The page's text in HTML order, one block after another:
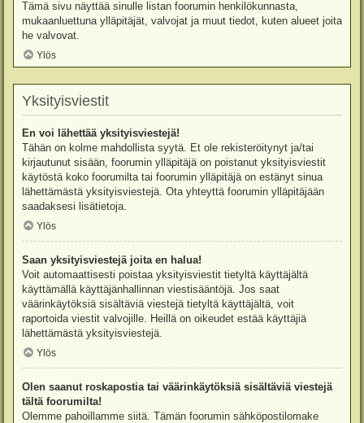
Tämä sivu näyttää sinulle listan foorumin henkilökunnasta,
mukaanluettuna ylläpitäjät, valvojat ja muut tiedot, kuten alueet joita
he valvovat.
Ylös
Yksityisviestit
En voi lähettää yksityisviestejä!
Tähän on kolme mahdollista syytä. Et ole rekisteröitynyt ja/tai
kirjautunut sisään, foorumin ylläpitäjä on poistanut yksityisviestit
käytöstä koko foorumilta tai foorumin ylläpitäjä on estänyt sinua
lähettämästä yksityisviestejä. Ota yhteyttä foorumin ylläpitäjään
saadaksesi lisätietoja.
Ylös
Saan yksityisviestejä joita en halua!
Voit automaattisesti poistaa yksityisviestit tietyltä käyttäjältä
käyttämällä käyttäjänhallinnan viestisääntöjä. Jos saat
väärinkäytöksiä sisältäviä viestejä tietyltä käyttäjältä, voit
raportoida viestit valvojille. Heillä on oikeudet estää käyttäjiä
lähettämästä yksityisviestejä.
Ylös
Olen saanut roskapostia tai väärinkäytöksiä sisältäviä viestejä
tältä foorumilta!
Olemme pahoillamme siitä. Tämän foorumin sähköpostilomake